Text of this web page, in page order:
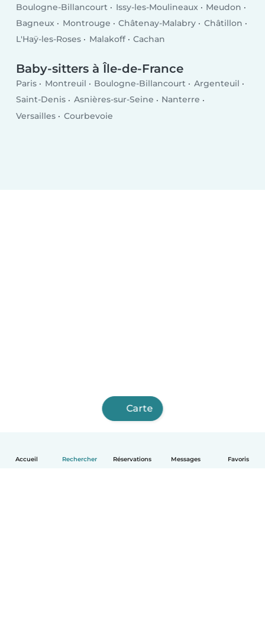
Accueil Rechercher Réservations Messages Favoris
Boulogne-Billancourt Issy-les-Moulineaux
Meudon
Bagneux
Montrouge Châtenay-Malabry
Châtillon
L'Haÿ-les-Roses
Malakoff Cachan
Baby-sitters à Île-de-France
Paris Montreuil Boulogne-Billancourt
Argenteuil
Saint-Denis
Asnières-sur-Seine
Nanterre
Versailles
Courbevoie
Carte